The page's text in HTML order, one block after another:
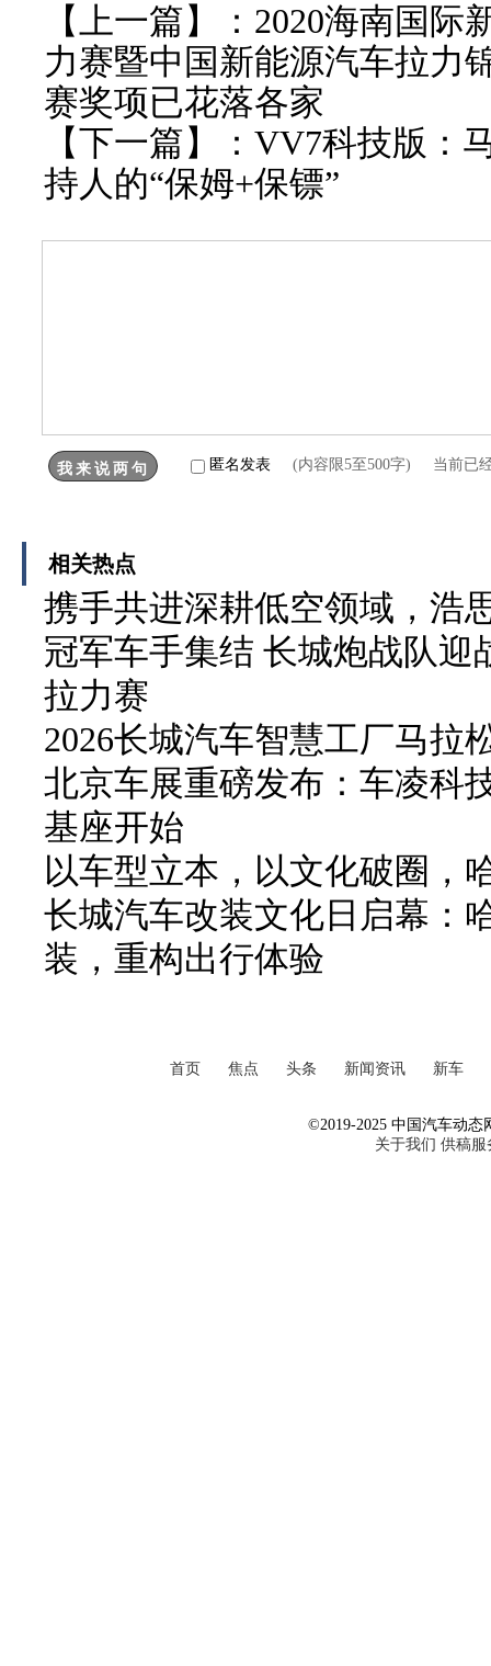
【上一篇】： 2020海南国际
力赛暨中国新能源汽车拉力
赛奖项已花落各家
【下一篇】： VV7科技版：
持人的“保姆+保镖”
匿名发表 (内容限5至500字) 当前已
相关热点
携手共进深耕低空领域，浩
冠军车手集结 长城炮战队迎
拉力赛
2026长城汽车智慧工厂马拉
北京车展重磅发布：车凌科
基座开始
以车型立本，以文化破圈，
长城汽车改装文化日启幕：
装，重构出行体验
首页 焦点 头条 新闻资讯 新车
©2019-2025 中国汽车动态
关于我们 供稿服